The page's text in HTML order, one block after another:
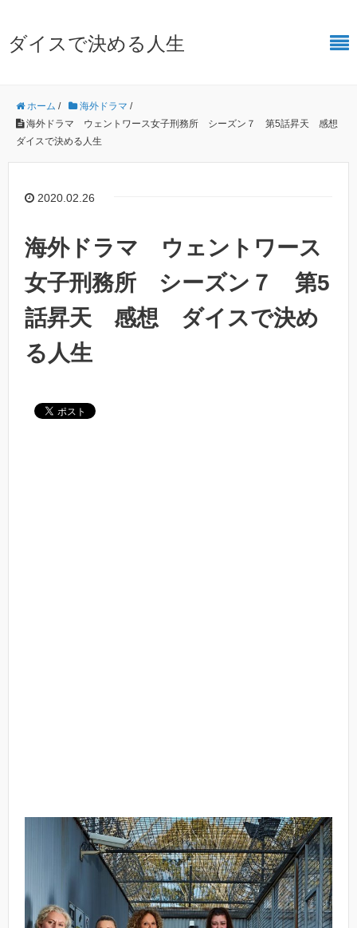
ダイスで決める人生
ホーム / 海外ドラマ /
海外ドラマ ウェントワース女子刑務所 シーズン７ 第5話昇天 感想
ダイスで決める人生
2020.02.26
海外ドラマ ウェントワース
女子刑務所 シーズン７ 第5
話昇天 感想 ダイスで決め
る人生